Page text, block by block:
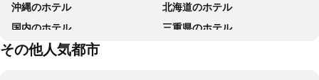
沖縄のホテル
北海道のホテル
国内のホテル
三重県のホテル
香川県のホテル
その他人気都市